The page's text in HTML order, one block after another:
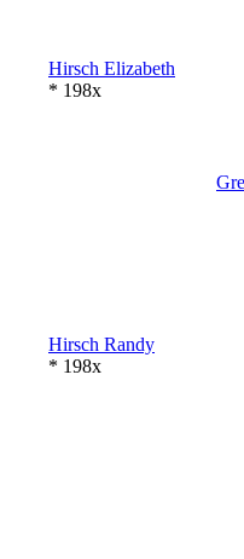
Hirsch Elizabeth
* 198x
Hirsch Randy
* 198x